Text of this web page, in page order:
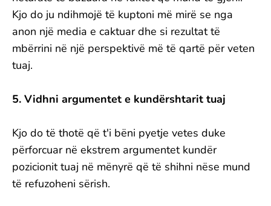
Kjo do ju ndihmojë të kuptoni më mirë se nga
anon një media e caktuar dhe si rezultat të
mbërrini në një perspektivë më të qartë për veten
tuaj.
5. Vidhni argumentet e kundërshtarit tuaj
Kjo do të thotë që t'i bëni pyetje vetes duke
përforcuar në ekstrem argumentet kundër
pozicionit tuaj në mënyrë që të shihni nëse mund
të refuzoheni sërish.